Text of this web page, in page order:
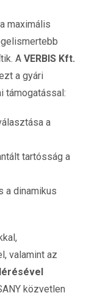
maximális
A VERBIS Kft.
a gyári
támogatással:
a
tartósság a
a dinamikus
valamint az
közvetlen